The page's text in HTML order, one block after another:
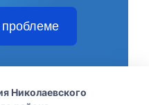
Николаевского